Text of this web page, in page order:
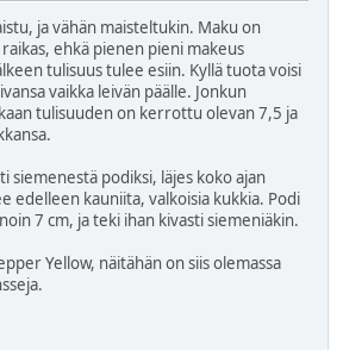
ja vähän maisteltukin. Maku on
ehkä pienen pieni makeus
tulisuus tulee esiin. Kyllä tuota voisi
vaikka leivän päälle. Jonkun
tulisuuden on kerrottu olevan 7,5 ja
siemenestä podiksi, läjes koko ajan
edelleen kauniita, valkoisia kukkia. Podi
7 cm, ja teki ihan kivasti siemeniäkin.
Yellow, näitähän on siis olemassa